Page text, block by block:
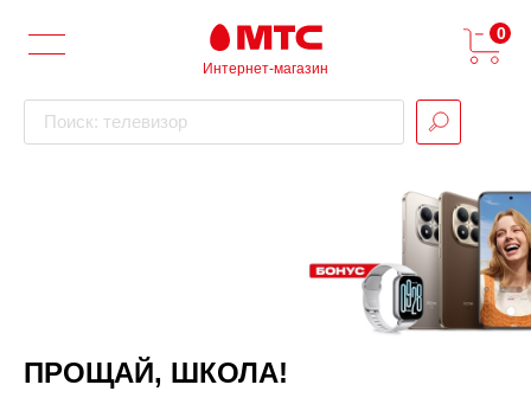
Интернет-магазин
Поиск: телевизор
0
ПРОЩАЙ, ШКОЛА!